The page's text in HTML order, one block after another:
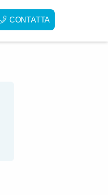
CONTATTA